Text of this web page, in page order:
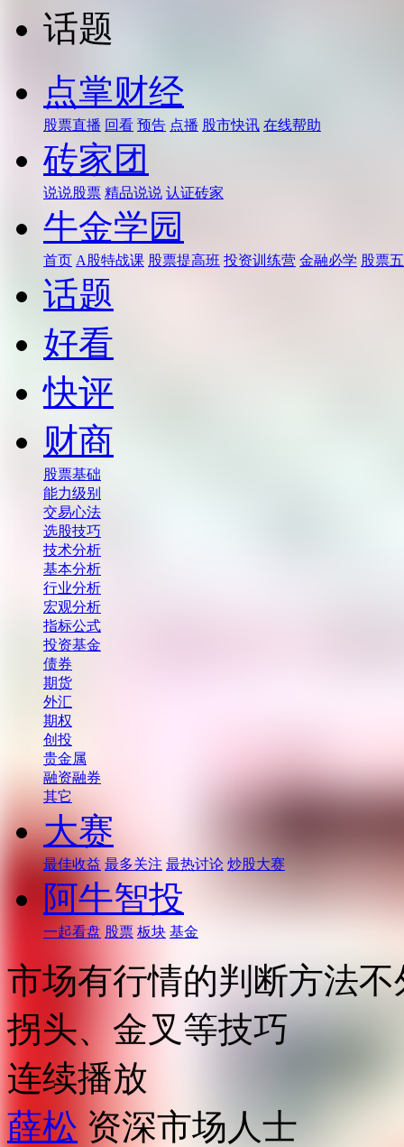
话题
点掌财经
股票直播 回看 预告 点播 股市快讯 在线帮助
砖家团
说说股票 精品说说 认证砖家
牛金学园
首页 A股特战课 股票提高班 投资训练营 金融必学 股票
话题
好看
快评
财商
股票基础
能力级别
交易心法
选股技巧
技术分析
基本分析
行业分析
宏观分析
指标公式
投资基金
债券
期货
外汇
期权
创投
贵金属
融资融券
其它
大赛
最佳收益 最多关注 最热讨论 炒股大赛
阿牛智投
一起看盘 股票 板块 基金
市场有行情的判断方法
拐头、金叉等技巧
连续播放
薛松 资深市场人士